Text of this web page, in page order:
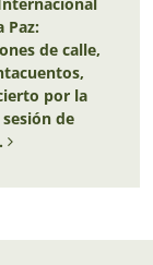
Paz:
de calle,
por la
sesión de